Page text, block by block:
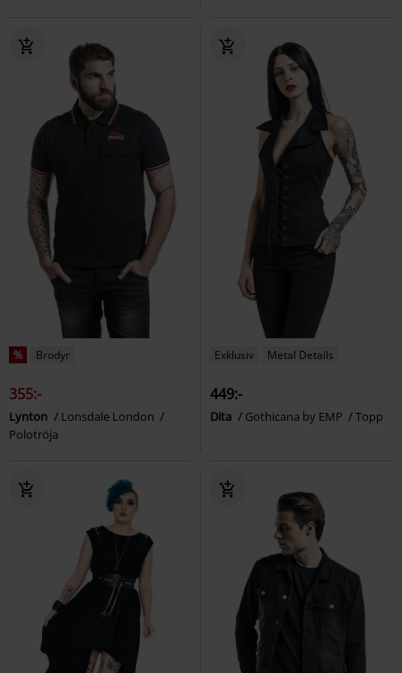
% Brodyr
355:-
Lynton
Lonsdale London
Polotröja
Exklusiv Metal Details
449:-
Dita Gothicana by EMP Topp